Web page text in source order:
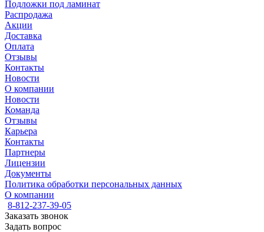
Подложки под ламинат
Распродажа
Акции
Доставка
Оплата
Отзывы
Контакты
Новости
О компании
Новости
Команда
Отзывы
Карьера
Контакты
Партнеры
Лицензии
Документы
Политика обработки персональных данных
О компании
8-812-237-39-05
Заказать звонок
Задать вопрос